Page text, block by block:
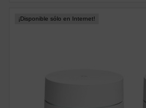
¡Disponible sólo en Internet!